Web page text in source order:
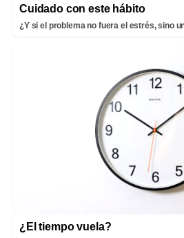
Cuidado con este hábito
¿Y si el problema no fuera el estrés, sino
¿El tiempo vuela?